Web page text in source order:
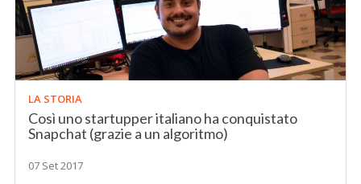
LA STORIA
Così uno startupper italiano ha conquistato
Snapchat (grazie a un algoritmo)
07 Set 2017